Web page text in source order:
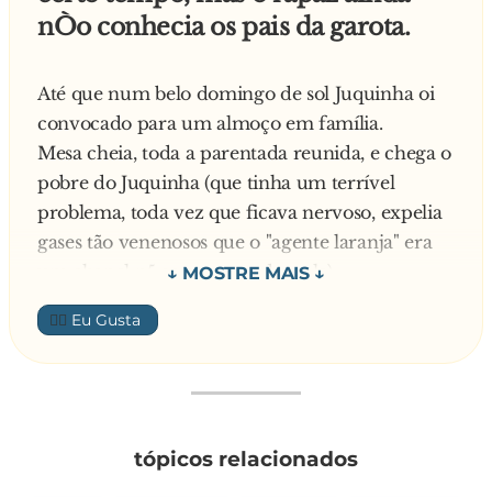
nÒo conhecia os pais da garota.
Até que num belo domingo de sol Juquinha oi
convocado para um almoço em família.
Mesa cheia, toda a parentada reunida, e chega o
pobre do Juquinha (que tinha um terrível
problema, toda vez que ficava nervoso, expelia
gases tão venenosos que o "agente laranja" era
um chanel n5 se comparado a ele).
E comeþa a comilança, e aquelas tias varizentas
fazendo todo tipo de pergunta ao coitado, desde
quais as intenções para com a menina até de
quanto era o seguro da sua família.
encabulado e até amedrontado com o tamanho
👍🏼
tópicos relacionados